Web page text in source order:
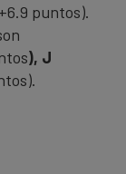
puntos).
), J